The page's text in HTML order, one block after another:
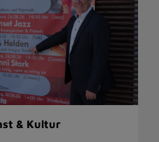
& Kultur